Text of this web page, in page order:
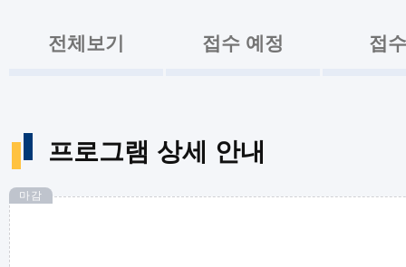
전체보기 접수 예정 접
프로그램 상세 안내
마감